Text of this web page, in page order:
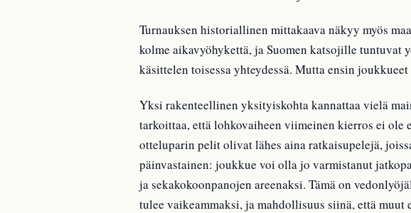
Turnauksen historiallinen mittakaava näkyy myös
kolme aikavyöhykettä, ja Suomen katsojille tuntuvat
käsittelen toisessa yhteydessä. Mutta ensin joukkueet
Yksi rakenteellinen yksityiskohta kannattaa vielä
tarkoittaa, että lohkovaiheen viimeinen kierros ei ole
otteluparin pelit olivat lähes aina ratkaisupelejä,
päinvastainen: joukkue voi olla jo varmistanut
ja sekakokoonpanojen areenaksi. Tämä on
tulee vaikeammaksi, ja mahdollisuus siinä, että muut